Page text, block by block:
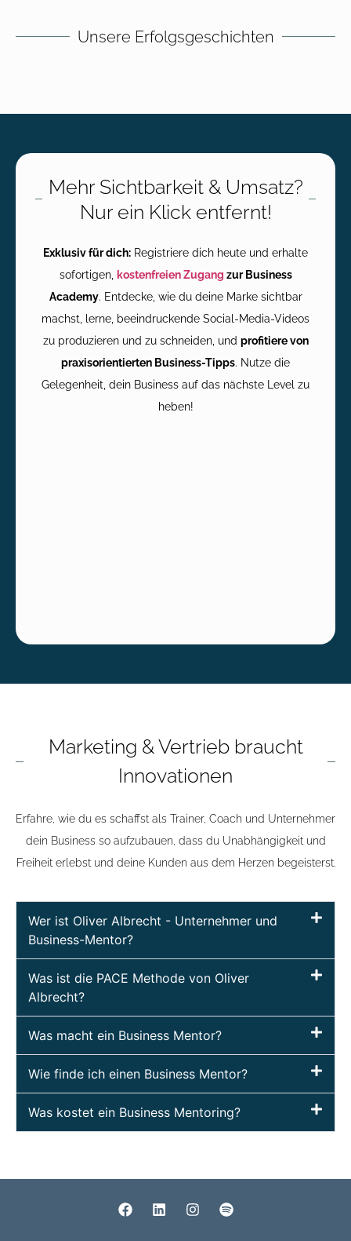
Unsere Erfolgsgeschichten
Mehr Sichtbarkeit & Umsatz?
Nur ein Klick entfernt!
Exklusiv für dich: Registriere dich heute und erhalte
sofortigen, kostenfreien Zugang zur Business
Academy. Entdecke, wie du deine Marke sichtbar
machst, lerne, beeindruckende Social-Media-Videos
zu produzieren und zu schneiden, und profitiere von
praxisorientierten Business-Tipps. Nutze die
Gelegenheit, dein Business auf das nächste Level zu
heben!
Marketing & Vertrieb braucht
Innovationen
Erfahre, wie du es schaffst als Trainer, Coach und Unternehmer
dein Business so aufzubauen, dass du Unabhängigkeit und
Freiheit erlebst und deine Kunden aus dem Herzen begeisterst.
Wer ist Oliver Albrecht - Unternehmer und
Business-Mentor?
Was ist die PACE Methode von Oliver
Albrecht?
Was macht ein Business Mentor?
Wie finde ich einen Business Mentor?
Was kostet ein Business Mentoring?